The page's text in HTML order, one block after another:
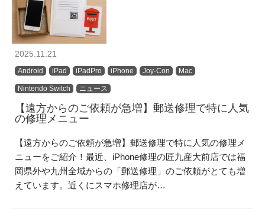
2025.11.21
Android iPad iPadPro iPhone Joy-Con Mac
Nintendo Switch ニュース
【遠方からのご依頼が急増】郵送修理で特に人気
の修理メニュー
【遠方からのご依頼が急増】郵送修理で特に人気の修理メ
ニューをご紹介！最近、iPhone修理の匠九産大前店では福
岡県外や九州全域からの「郵送修理」のご依頼がとても増
えています。近くにスマホ修理店が…